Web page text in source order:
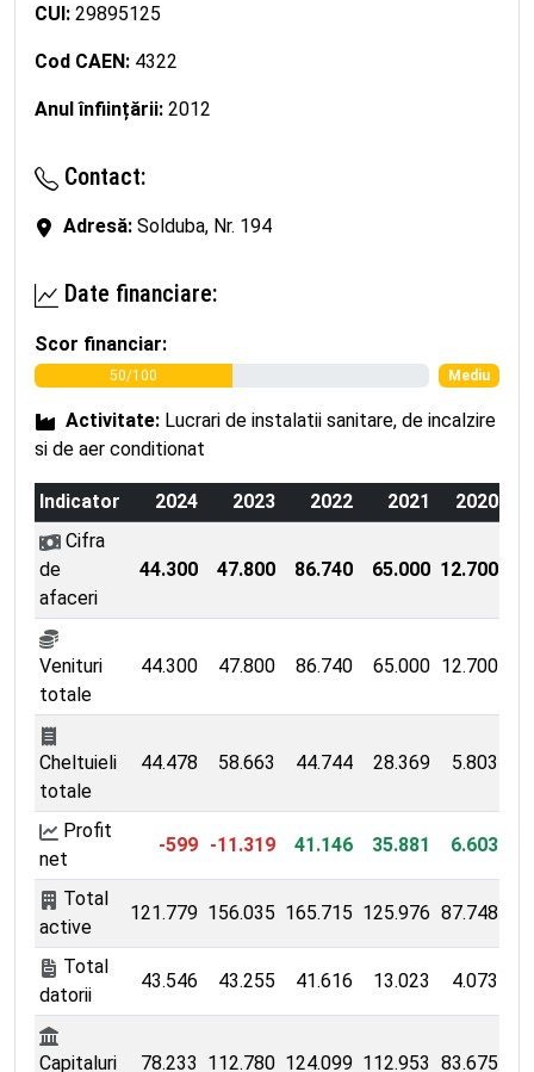
CUI: 29895125
Cod CAEN: 4322
Anul înființării: 2012
Contact:
Adresă: Solduba, Nr. 194
Date financiare:
Scor financiar:
50/100 Mediu
Activitate: Lucrari de instalatii sanitare, de incalzire
si de aer conditionat
Indicator 2024 2023 2022 2021 2020
Cifra
de
afaceri
44.300 47.800 86.740 65.000 12.700
Venituri
totale
44.300 47.800 86.740 65.000 12.700
Cheltuieli
totale
44.478 58.663 44.744 28.369 5.803
Profit
net
-599 -11.319 41.146 35.881 6.603
Total
active
121.779 156.035 165.715 125.976 87.748
Total
datorii
43.546 43.255 41.616 13.023 4.073
Capitaluri 78.233 112.780 124.099 112.953 83.675